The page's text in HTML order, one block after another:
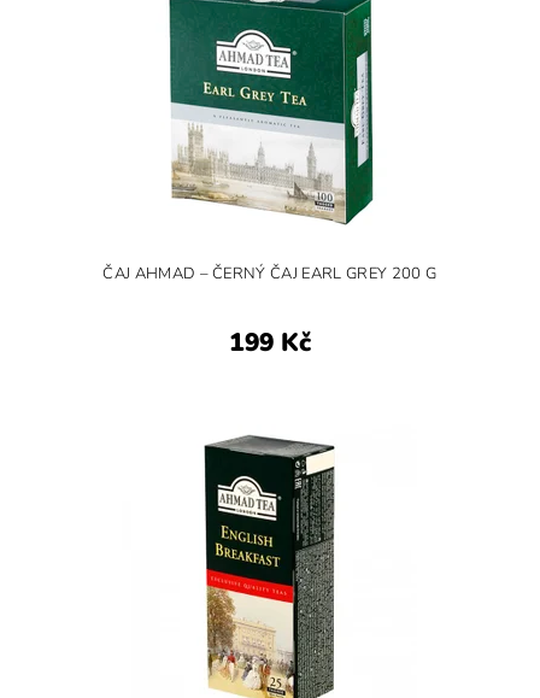
ČAJ AHMAD – ČERNÝ ČAJ EARL GREY 200 G
199 Kč